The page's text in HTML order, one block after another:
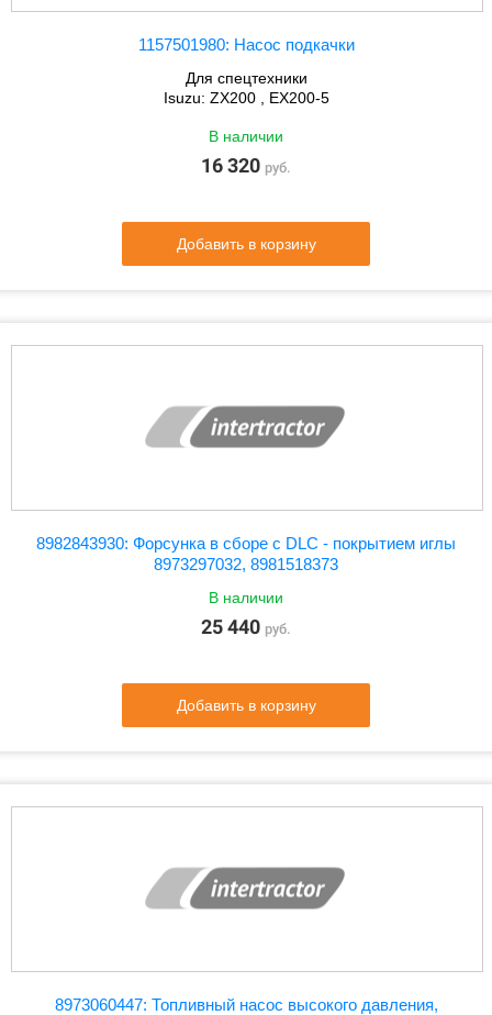
1157501980: Насос подкачки
Для спецтехники
Isuzu: ZX200 , EX200-5
В наличии
16 320 руб.
Добавить в корзину
8982843930: Форсунка в сборе с DLC - покрытием иглы
8973297032, 8981518373
В наличии
25 440 руб.
Добавить в корзину
8973060447: Топливный насос высокого давления,